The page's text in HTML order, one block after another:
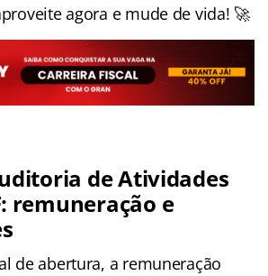
agora e mude de vida! 🚀
de Atividades
remuneração e
de abertura, a remuneração